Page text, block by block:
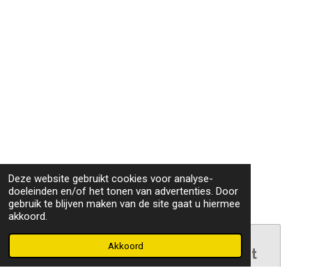
Deze website gebruikt cookies voor analyse-
doeleinden en/of het tonen van advertenties. Door
gebruik te blijven maken van de site gaat u hiermee
akkoord.
Akkoord
Maak jouw eigen website met